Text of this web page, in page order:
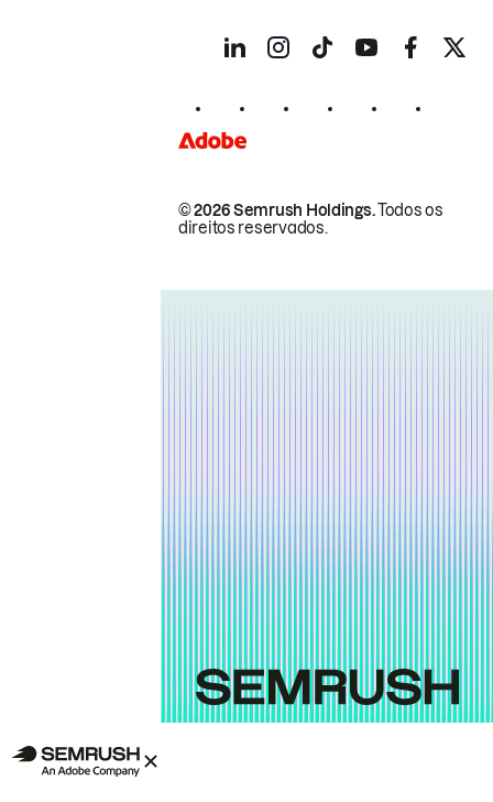
© 2026 Semrush Holdings.Todos os
direitos reservados.